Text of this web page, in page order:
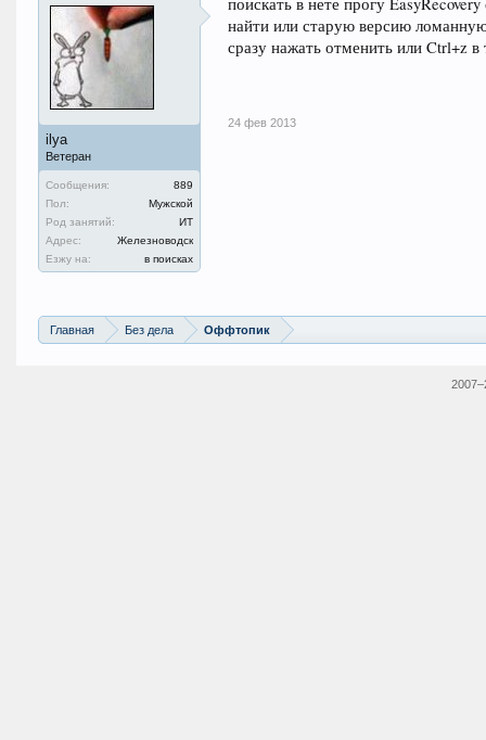
ilya
Ветеран
Сообщения:
889
Пол:
Мужской
Род занятий:
ИТ
Адрес:
Железноводск
Езжу на:
в поисках
найти или старую версию
сразу нажать отменить или Ctrl+z в
24 фев 2013
Главная Без дела Оффтопик
2007–